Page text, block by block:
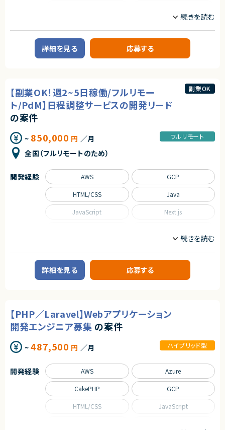
CTO/VPoE/テックリード
インフラエンジニア/SRE
■事業概要
事業部を横断した開発の支援を行う部署です。
事業立ち上げの支援や事業ブーストするための横断支援を行います。
一つのサービスだけじゃなく、様々なサービスと関わり事業をブーストするた
迅速なキャッチアップを求められますが横断的に事業に関わることで様々な
開発環境に携わることができます。
今回は開発支援のプロジェクトの増加に基づき、開発業務から開発支援を
行っていただくフルスタックエンジニアを募集します！
■募集背景
テックリード室は支援を求めている各事業や全社横断的なプロジェクトにた
いして技術支援を行う組織です。
単に技術に精通しているだけではなく、事業を成長させ続けるために技術
を最大限に活用するといった技術投資の目線と、開発組織を牽引していくこ
とができるリーダーシップを持った、CTOやテックリード等の経験を持った仲
なプロジェクトに関わることができます。
・CTOやVPoEと連携して開発組織および様々なプロダクトの課題解決
・全社横断のプロジェクトや新規事業の立ち上げを事業計画フェーズから支
両面から推進
・開発組織の課題解決、エンジニアの育成、採用支援
■ポジションの魅力
特定のプロダクトを持たない組織だからこそ俯瞰的に課題を見極め、全体
テックリード室として全社を俯瞰して施策を考えるだけでなく、主担当となる
事業においては事業部の開発チームと共に事業に深くコミットしていただく
ので、俯瞰と詳細、複数の視点を持って大きな課題に取り組む力を身につけ
られる環境です。
○開発統括本部テックリード室
詳細を見る 応募する
【副業OK！週2~5日稼働/フルリモー
ト/PdM】日程調整サービスの開発リード
の案件
~ 850,000 円 ／月
全国（フルリモートのため）
フルリモート
副業OK
CTO/VPoE/テックリード
プロジェクトマネージャー
プロジェクトリーダー
インフラエンジニア/SRE
フロントエンドエンジニア
サーバーサイドエンジニア
業務内容
日程調整を支援するSaaSプロダクトにおいて、企画・設計から改善まで、プ
ロダクト開発を主導していただくポジションです。
・顧客課題を起点とした機能設計・UX/UI設計
・開発テーマの優先順位付けおよび進行マネジメント
・技術的視点を活かした営業・カスタマーサポート支援
・障害対応や運用面の改善を含むプロダクト品質の担保
開発経験 AWS GCP
HTML/CSS Java
JavaScript Next.js
Spring Spring Boot
TypeScript
詳細を見る 応募する
【PHP／Laravel】Webアプリケーション
開発エンジニア募集 の案件
~487,500 円 ／月 ハイブリッド型
開発経験 AWS Azure
CakePHP GCP
HTML/CSS JavaScript